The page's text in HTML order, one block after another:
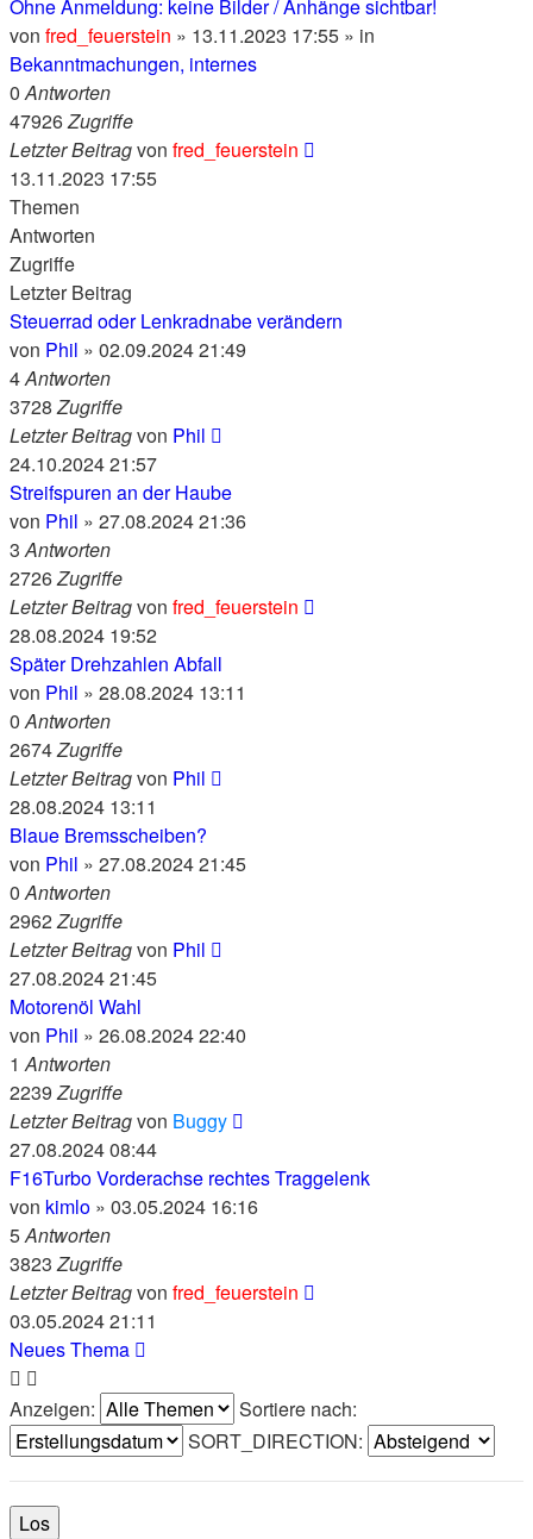
Ohne Anmeldung: keine Bilder / Anhänge sichtbar!
von fred_feuerstein » 13.11.2023 17:55 » in
Bekanntmachungen, internes
0Antworten
47926Zugriffe
Letzter Beitragvon fred_feuerstein
13.11.2023 17:55
Themen
Antworten
Zugriffe
Letzter Beitrag
Steuerrad oder Lenkradnabe verändern
von Phil » 02.09.2024 21:49
4Antworten
3728Zugriffe
Letzter Beitragvon Phil
24.10.2024 21:57
Streifspuren an der Haube
von Phil » 27.08.2024 21:36
3Antworten
2726Zugriffe
Letzter Beitragvon fred_feuerstein
28.08.2024 19:52
Später Drehzahlen Abfall
von Phil » 28.08.2024 13:11
0Antworten
2674Zugriffe
Letzter Beitragvon Phil
28.08.2024 13:11
Blaue Bremsscheiben?
von Phil » 27.08.2024 21:45
0Antworten
2962Zugriffe
Letzter Beitragvon Phil
27.08.2024 21:45
Motorenöl Wahl
von Phil » 26.08.2024 22:40
1Antworten
2239Zugriffe
Letzter Beitragvon Buggy
27.08.2024 08:44
F16Turbo Vorderachse rechtes Traggelenk
von kimlo » 03.05.2024 16:16
5Antworten
3823Zugriffe
Letzter Beitragvon fred_feuerstein
03.05.2024 21:11
Neues Thema
Anzeigen:
Sortiere nach:
SORT_DIRECTION: